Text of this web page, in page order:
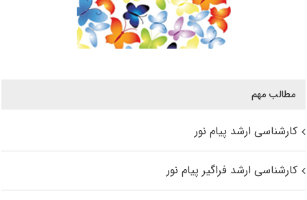
مطالب مهم
کارشناسی ارشد پیام نور
کارشناسی ارشد فراگیر پیام نور